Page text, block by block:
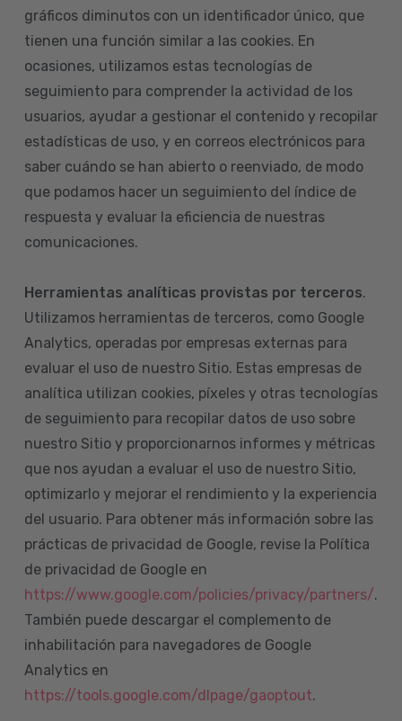
gráficos diminutos con un identificador único, que
tienen una función similar a las cookies. En
ocasiones, utilizamos estas tecnologías de
seguimiento para comprender la actividad de los
usuarios, ayudar a gestionar el contenido y recopilar
estadísticas de uso, y en correos electrónicos para
saber cuándo se han abierto o reenviado, de modo
que podamos hacer un seguimiento del índice de
respuesta y evaluar la eficiencia de nuestras
comunicaciones.
Herramientas analíticas provistas por terceros.
Utilizamos herramientas de terceros, como Google
Analytics, operadas por empresas externas para
evaluar el uso de nuestro Sitio. Estas empresas de
analítica utilizan cookies, píxeles y otras tecnologías
de seguimiento para recopilar datos de uso sobre
nuestro Sitio y proporcionarnos informes y métricas
que nos ayudan a evaluar el uso de nuestro Sitio,
optimizarlo y mejorar el rendimiento y la experiencia
del usuario. Para obtener más información sobre las
prácticas de privacidad de Google, revise la Política
de privacidad de Google en
https://www.google.com/policies/privacy/partners/.
También puede descargar el complemento de
inhabilitación para navegadores de Google
Analytics en
https://tools.google.com/dlpage/gaoptout.